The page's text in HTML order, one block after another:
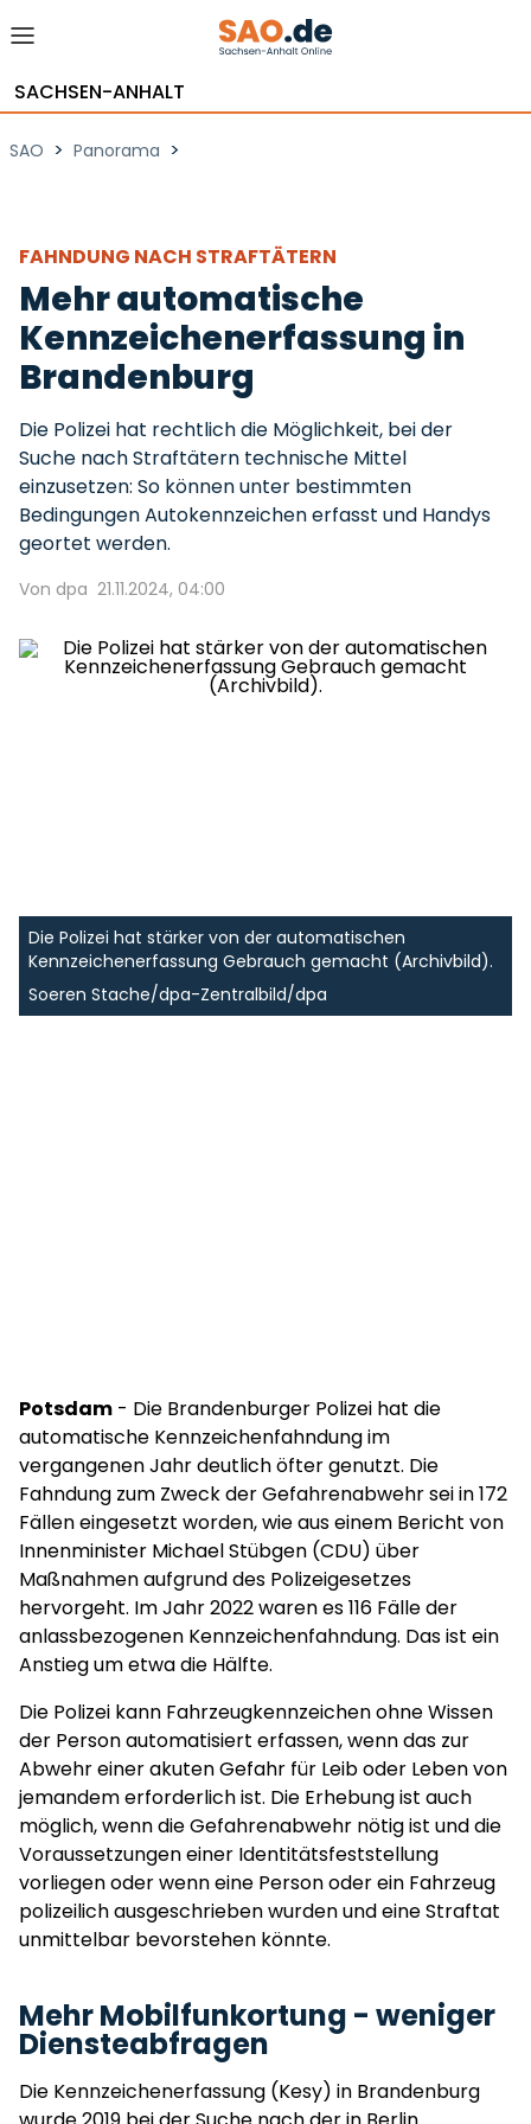
SACHSEN-ANHALT
SAO > Panorama >
FAHNDUNG NACH STRAFTÄTERN
Mehr automatische
Kennzeichenerfassung in
Brandenburg
Die Polizei hat rechtlich die Möglichkeit, bei der
Suche nach Straftätern technische Mittel
einzusetzen: So können unter bestimmten
Bedingungen Autokennzeichen erfasst und Handys
geortet werden.
Von dpa 21.11.2024, 04:00
Die Polizei hat stärker von der automatischen
Kennzeichenerfassung Gebrauch gemacht (Archivbild).
Soeren Stache/dpa-Zentralbild/dpa
Potsdam - Die Brandenburger Polizei hat die
automatische Kennzeichenfahndung im
vergangenen Jahr deutlich öfter genutzt. Die
Fahndung zum Zweck der Gefahrenabwehr sei in 172
Fällen eingesetzt worden, wie aus einem Bericht von
Innenminister Michael Stübgen (CDU) über
Maßnahmen aufgrund des Polizeigesetzes
hervorgeht. Im Jahr 2022 waren es 116 Fälle der
anlassbezogenen Kennzeichenfahndung. Das ist ein
Anstieg um etwa die Hälfte.
Die Polizei kann Fahrzeugkennzeichen ohne Wissen
der Person automatisiert erfassen, wenn das zur
Abwehr einer akuten Gefahr für Leib oder Leben von
jemandem erforderlich ist. Die Erhebung ist auch
möglich, wenn die Gefahrenabwehr nötig ist und die
Voraussetzungen einer Identitätsfeststellung
vorliegen oder wenn eine Person oder ein Fahrzeug
polizeilich ausgeschrieben wurden und eine Straftat
unmittelbar bevorstehen könnte.
Mehr Mobilfunkortung - weniger
Diensteabfragen
Die Kennzeichenerfassung (Kesy) in Brandenburg